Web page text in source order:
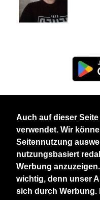
Auch auf dieser
verwendet. Wir
Seitennutzung
nutzungsbasiert
Werbung
wichtig, denn unser
sich durch Werbung.
Datenschutzerklärung
Nehmen Sie Kontakt
Unsere